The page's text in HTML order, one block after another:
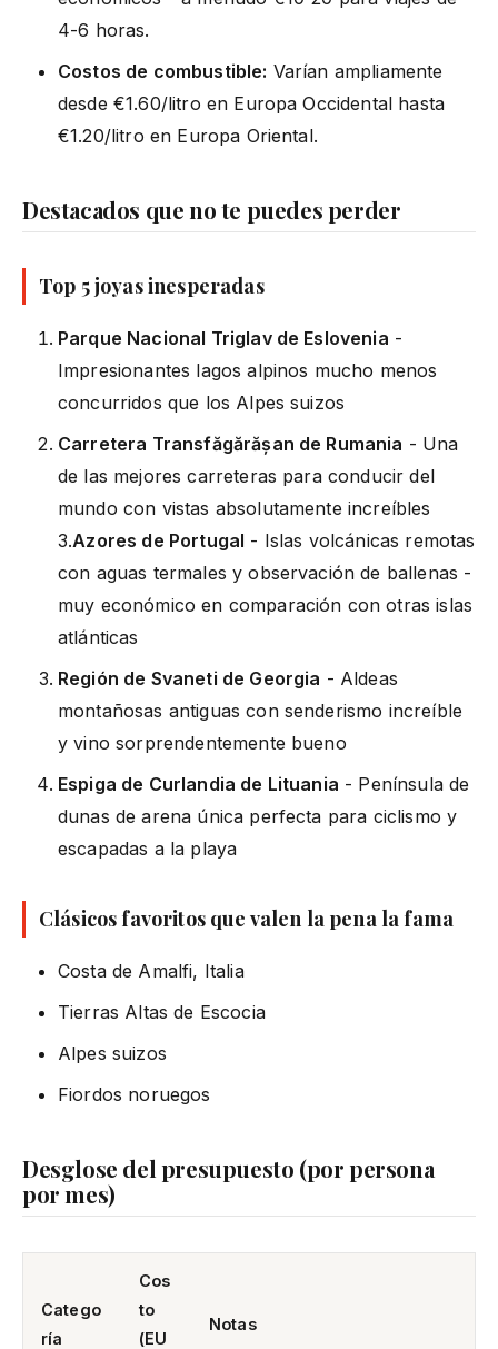
4-6 horas.
Costos de combustible: Varían ampliamente
desde €1.60/litro en Europa Occidental hasta
€1.20/litro en Europa Oriental.
Destacados que no te puedes perder
Top 5 joyas inesperadas
Parque Nacional Triglav de Eslovenia -
Impresionantes lagos alpinos mucho menos
concurridos que los Alpes suizos
Carretera Transfăgărășan de Rumania - Una
de las mejores carreteras para conducir del
mundo con vistas absolutamente increíbles
3.Azores de Portugal - Islas volcánicas remotas
con aguas termales y observación de ballenas -
muy económico en comparación con otras islas
atlánticas
Región de Svaneti de Georgia - Aldeas
montañosas antiguas con senderismo increíble
y vino sorprendentemente bueno
Espiga de Curlandia de Lituania - Península de
dunas de arena única perfecta para ciclismo y
escapadas a la playa
Clásicos favoritos que valen la pena la fama
Costa de Amalfi, Italia
Tierras Altas de Escocia
Alpes suizos
Fiordos noruegos
Desglose del presupuesto (por persona
por mes)
Catego
ría
Cos
to
(EU
Notas